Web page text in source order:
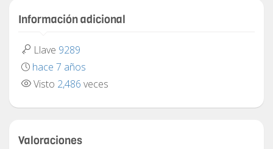
Información adicional
Llave 9289
hace 7 años
Visto 2,486 veces
Valoraciones